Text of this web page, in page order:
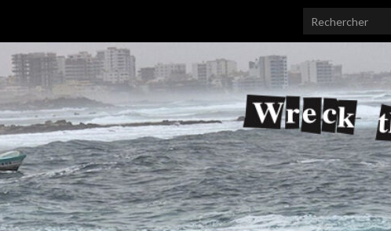
Search for: